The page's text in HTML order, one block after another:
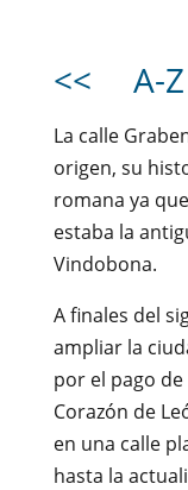
<< A-Z
La calle
origen, su
romana ya
estaba la
Vindobona.
A finales del
ampliar la
por el pago
Corazón de
en una calle
hasta la